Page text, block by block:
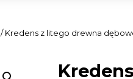
/ Kredens z litego drewna